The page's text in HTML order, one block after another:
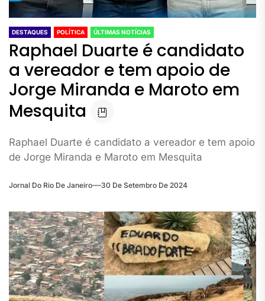
DESTAQUES POLÍTICA ÚLTIMAS NOTÍCIAS
Raphael Duarte é candidato
a vereador e tem apoio de
Jorge Miranda e Maroto em
Mesquita
Raphael Duarte é candidato a vereador e tem apoio
de Jorge Miranda e Maroto em Mesquita
Jornal Do Rio De Janeiro 30 De Setembro De 2024